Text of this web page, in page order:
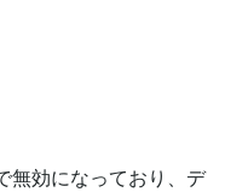
無効になっており、デ